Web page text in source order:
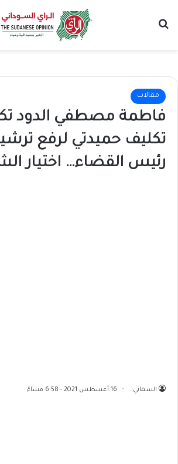
مقالات
فاطمة مصطفي الدود
تكليف حميدتي لرفع
رئيس القضاء… اختيار
السماني 16 أغسطس 2021 - 6:58 مساءً